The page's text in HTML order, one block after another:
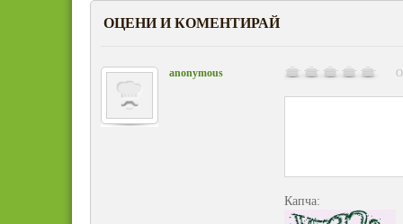
ОЦЕНИ И КОМЕНТИРАЙ
anonymous
Капча: